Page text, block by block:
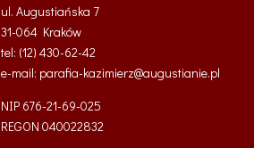
ul. Augustiańska 7
31-064 Kraków
tel: (12) 430-62-42
e-mail: parafia-kazimierz@augustianie.pl
NIP 676-21-69-025
REGON 040022832